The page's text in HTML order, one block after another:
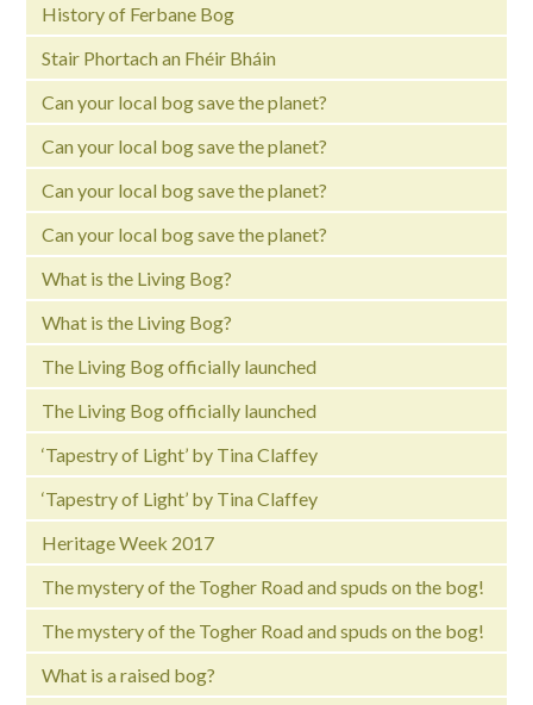
History of Ferbane Bog
Stair Phortach an Fhéir Bháin
Can your local bog save the planet?
Can your local bog save the planet?
Can your local bog save the planet?
Can your local bog save the planet?
What is the Living Bog?
What is the Living Bog?
The Living Bog officially launched
The Living Bog officially launched
‘Tapestry of Light’ by Tina Claffey
‘Tapestry of Light’ by Tina Claffey
Heritage Week 2017
The mystery of the Togher Road and spuds on the bog!
The mystery of the Togher Road and spuds on the bog!
What is a raised bog?